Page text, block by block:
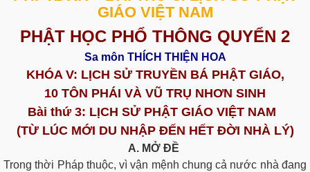
GIÁO VIỆT NAM
PHẬT HỌC PHỔ THÔNG QUYỂN 2
Sa môn THÍCH THIỆN HOA
KHÓA V: LỊCH SỬ TRUYỀN BÁ PHẬT GIÁO,
10 TÔN PHÁI VÀ VŨ TRỤ NHƠN SINH
Bài thứ 3: LỊCH SỬ PHẬT GIÁO VIỆT NAM
(TỪ LÚC MỚI DU NHẬP ÐẾN HẾT ÐỜI NHÀ LÝ)
A. MỞ ÐỀ
Trong thời Pháp thuộc, vì vận mệnh chung cả nước nhà đang